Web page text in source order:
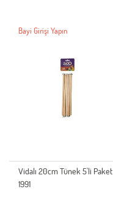
Bayi Girişi Yapın
Vidalı 20cm Tünek 5'li Paket
1991